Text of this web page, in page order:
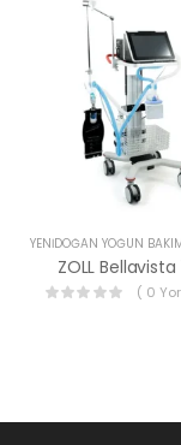
YENIDOĞAN YOĞUN
ZOLL Bellavista
( 0